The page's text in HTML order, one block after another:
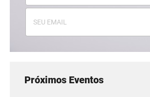
Próximos Eventos